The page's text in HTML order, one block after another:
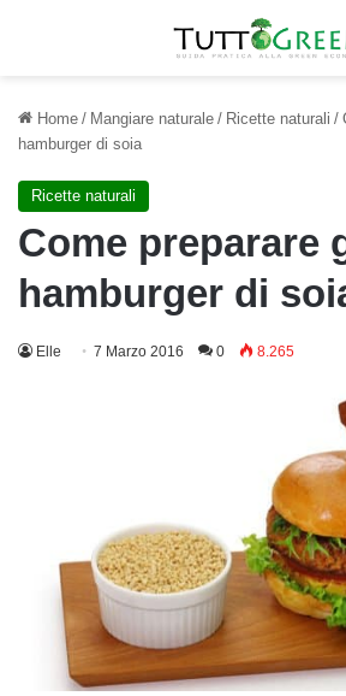
Home / Mangiare naturale / Ricette naturali /
hamburger di soia
Ricette naturali
Come preparare
hamburger di
Elle 7 Marzo 2016 0 8.265